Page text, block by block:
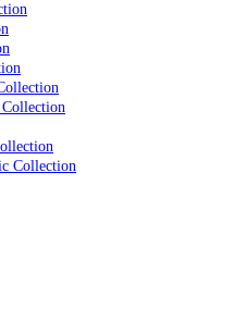
Collection